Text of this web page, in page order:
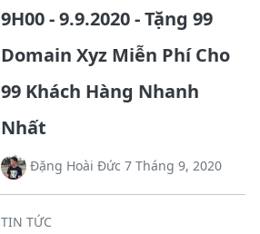
9H00 - 9.9.2020 - Tặng 99
Domain Xyz Miễn Phí Cho
99 Khách Hàng Nhanh
Nhất
Đặng Hoài Đức 7 Tháng 9, 2020
TIN TỨC